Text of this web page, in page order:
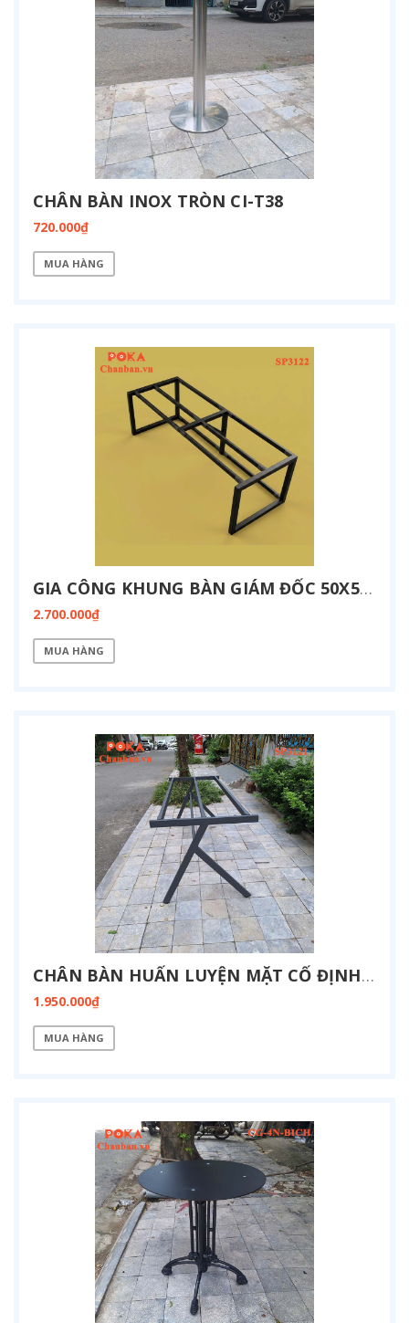
CHÂN BÀN INOX TRÒN CI-T38
720.000₫
MUA HÀNG
GIA CÔNG KHUNG BÀN GIÁM ĐỐC 50X50 KT 900X2400 SP3122
2.700.000₫
MUA HÀNG
CHÂN BÀN HUẤN LUYỆN MẶT CỐ ĐỊNH KT 800X1900-FZ13-1900
1.950.000₫
MUA HÀNG